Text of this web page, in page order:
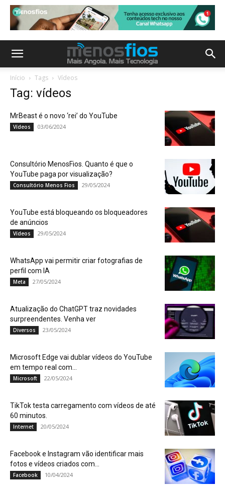
Início Tags Vídeos
Tag: vídeos
MrBeast é o novo ‘rei’ do YouTube
Vídeos 03/06/2024
Consultório MenosFios. Quanto é que o
YouTube paga por visualização?
Consultório Menos Fios 29/05/2024
YouTube está bloqueando os bloqueadores
de anúncios
Vídeos 29/05/2024
WhatsApp vai permitir criar fotografias de
perfil com IA
Meta 27/05/2024
Atualização do ChatGPT traz novidades
surpreendentes. Venha ver
Diversos 23/05/2024
Microsoft Edge vai dublar vídeos do YouTube
em tempo real com...
Microsoft 22/05/2024
TikTok testa carregamento com vídeos de até
60 minutos.
Internet 20/05/2024
Facebook e Instagram vão identificar mais
fotos e vídeos criados com...
Facebook 10/04/2024